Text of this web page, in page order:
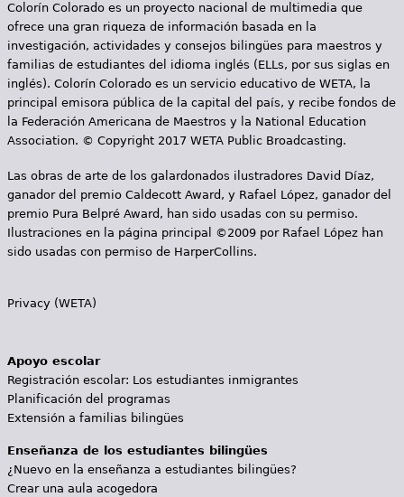
Colorín Colorado es un proyecto nacional de multimedia que
ofrece una gran riqueza de información basada en la
investigación, actividades y consejos bilingües para maestros y
familias de estudiantes del idioma inglés (ELLs, por sus siglas en
inglés). Colorín Colorado es un servicio educativo de WETA, la
principal emisora pública de la capital del país, y recibe fondos de
la Federación Americana de Maestros y la National Education
Association. © Copyright 2017 WETA Public Broadcasting.
Las obras de arte de los galardonados ilustradores David Díaz,
ganador del premio Caldecott Award, y Rafael López, ganador del
premio Pura Belpré Award, han sido usadas con su permiso.
Ilustraciones en la página principal ©2009 por Rafael López han
sido usadas con permiso de HarperCollins.
Privacy (WETA)
Apoyo escolar
Registración escolar: Los estudiantes inmigrantes
Planificación del programas
Extensión a familias bilingües
Enseñanza de los estudiantes bilingües
¿Nuevo en la enseñanza a estudiantes bilingües?
Crear una aula acogedora